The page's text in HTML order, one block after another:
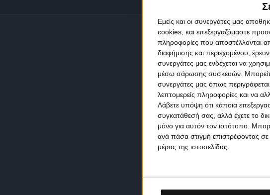
Εμείς και οι συνεργάτες μας
cookies, και επεξεργαζόμαστε
πληροφορίες που αποστέλλονται
διαφήμισης και περιεχομένου,
συνεργάτες μας ενδέχεται να
μέσω σάρωσης συσκευών. Μπορείτε
συνεργάτες μας όπως
λεπτομερείς πληροφορίες και να
Λάβετε υπόψη ότι κάποια
συγκατάθεσή σας, αλλά έχετε το
μόνο για αυτόν τον ιστότοπο.
ανά πάσα στιγμή επιστρέφοντας
μέρος της ιστοσελίδας.